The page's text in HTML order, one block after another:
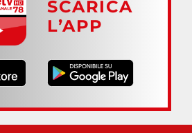
SCARICA
L’APP